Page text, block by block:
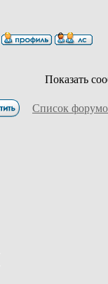
Показать
Список